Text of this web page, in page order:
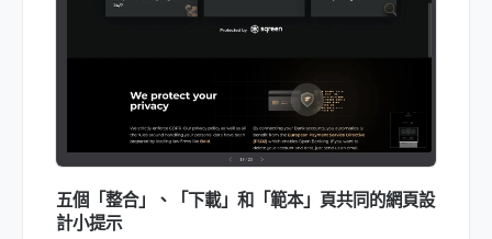
五個「整合」、「下載」和「範本」頁共同的網頁設
計小提示